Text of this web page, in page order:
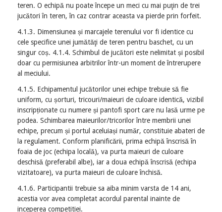
teren. O echipă nu poate începe un meci cu mai puţin de trei
jucători în teren, în caz contrar aceasta va pierde prin forfeit.
4.1.3. Dimensiunea și marcajele terenului vor fi identice cu
cele specifice unei jumătăţi de teren pentru baschet, cu un
singur coș. 4.1.4. Schimbul de jucători este nelimitat și posibil
doar cu permisiunea arbitrilor într-un moment de întrerupere
al meciului.
4.1.5. Echipamentul jucătorilor unei echipe trebuie să fie
uniform, cu șorturi, tricouri/maieuri de culoare identică, vizibil
inscripționate cu numere și pantofi sport care nu lasă urme pe
podea. Schimbarea maieurilor/tricorilor între membrii unei
echipe, precum și portul aceluiași număr, constituie abateri de
la regulament. Conform planificării, prima echipă înscrisă în
foaia de joc (echipa locală), va purta maieuri de culoare
deschisă (preferabil albe), iar a doua echipă înscrisă (echipa
vizitatoare), va purta maieuri de culoare închisă.
4.1.6. Participantii trebuie sa aiba minim varsta de 14 ani,
acestia vor avea completat acordul parental inainte de
inceperea competitiei.